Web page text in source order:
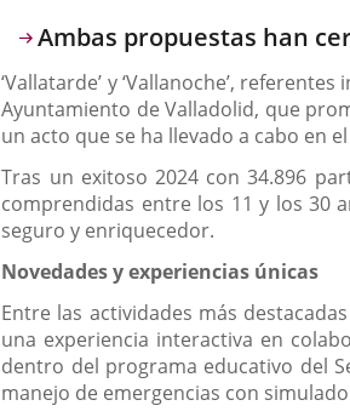
Descripción
Ambas propuestas han
‘Vallatarde’ y ‘Vallanoche’,
Ayuntamiento de Valladolid, que
un acto que se ha llevado a cabo en
Tras un exitoso 2024 con 34.896
comprendidas entre los 11 y los 30
seguro y enriquecedor.
Novedades y experiencias únicas
Entre las actividades más
una experiencia interactiva en
dentro del programa educativo del
manejo de emergencias con